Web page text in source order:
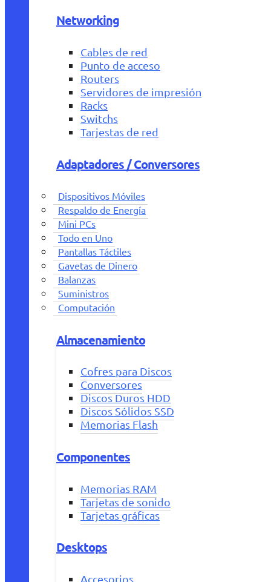
Networking
Cables de red
Punto de acceso
Routers
Servidores de impresión
Racks
Switchs
Tarjestas de red
Adaptadores / Conversores
Dispositivos Móviles
Respaldo de Energía
Mini PCs
Todo en Uno
Pantallas Táctiles
Gavetas de Dinero
Balanzas
Suministros
Computación
Almacenamiento
Cofres para Discos
Conversores
Discos Duros HDD
Discos Sólidos SSD
Memorias Flash
Componentes
Memorias RAM
Tarjetas de sonido
Tarjetas gráficas
Desktops
Accesorios